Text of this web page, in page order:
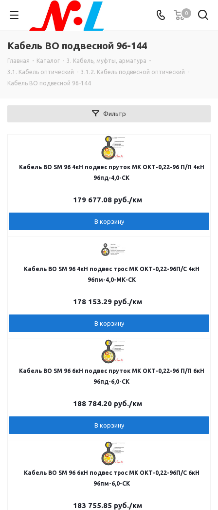
0
Кабель ВО подвесной 96-144
Главная - Каталог - 3. Кабель, муфты, арматура -
3.1. Кабель оптический - 3.1.2. Кабель подвесной оптический -
Кабель ВО подвесной 96-144
Фильтр
Кабель ВО SM 96 4кН подвес пруток МК ОКТ-0,22-96 П/П 4кН
96пд-4,0-СК
179 677.08руб./км
В корзину
Кабель ВО SM 96 4кН подвес трос МК ОКТ-0,22-96П/С 4кН
96пм-4,0-МК-СК
178 153.29руб./км
В корзину
Кабель ВО SM 96 6кН подвес пруток МК ОКТ-0,22-96 П/П 6кН
96пд-6,0-СК
188 784.20руб./км
В корзину
Кабель ВО SM 96 6кН подвес трос МК ОКТ-0,22-96П/С 6кН
96пм-6,0-СК
183 755.85 руб./км